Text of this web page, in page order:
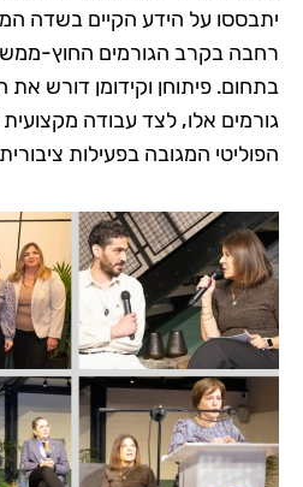
יתבססו על הידע הקיים בשדה
רחבה בקרב הגורמים החוץ-
בתחום. פיתוחן וקידומן דורש
גורמים אלו, לצד עבודה
הפוליטי המגובה בפעילות